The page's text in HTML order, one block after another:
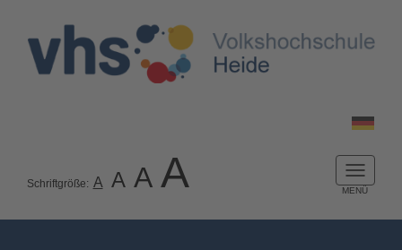
Schriftgröße: A A A A